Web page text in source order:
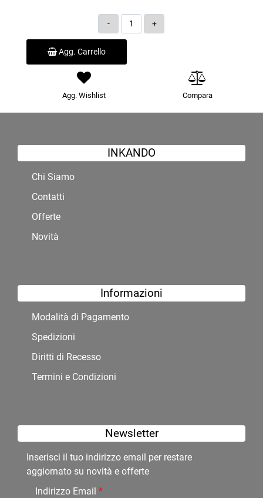
Quantità
Agg. Carrello
Agg. Wishlist Compara
INKANDO
Chi Siamo
Contatti
Offerte
Novità
Informazioni
Modalità di Pagamento
Spedizioni
Diritti di Recesso
Termini e Condizioni
Newsletter
Inserisci il tuo indirizzo email per restare
aggiornato su novità e offerte
Indirizzo Email *